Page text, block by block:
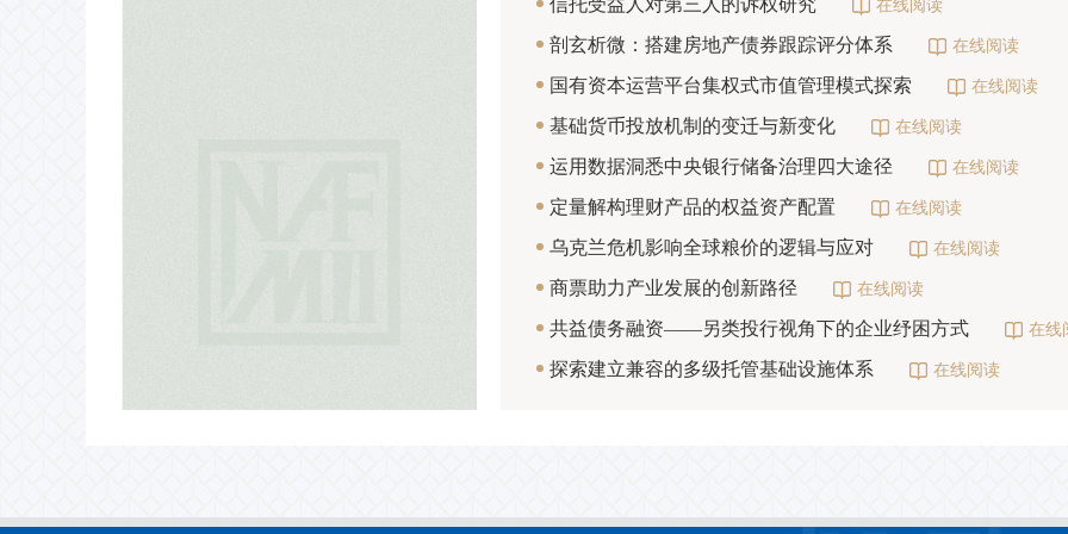
信托受益人对第三人的诉权研究 在线阅读
剖玄析微：搭建房地产债券跟踪评分体系 在线阅读
国有资本运营平台集权式市值管理模式探索 在线阅读
基础货币投放机制的变迁与新变化 在线阅读
运用数据洞悉中央银行储备治理四大途径 在线阅读
定量解构理财产品的权益资产配置 在线阅读
乌克兰危机影响全球粮价的逻辑与应对 在线阅读
商票助力产业发展的创新路径 在线阅读
共益债务融资——另类投行视角下的企业纾困方式 在线
探索建立兼容的多级托管基础设施体系 在线阅读